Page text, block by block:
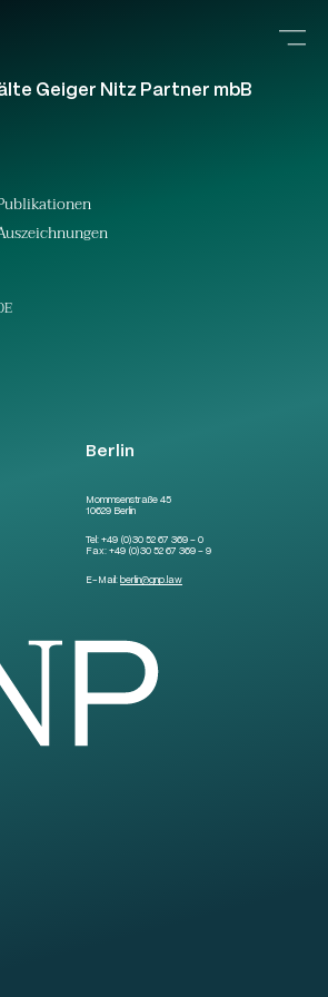
Geiger Nitz Partner mbB
Berlin
Mommsenstraße 45
10629 Berlin
Tel: +49 (0)30 52 67 369 – 0
Fax: +49 (0)30 52 67 369 – 9
E-Mail: berlin@gnp.law